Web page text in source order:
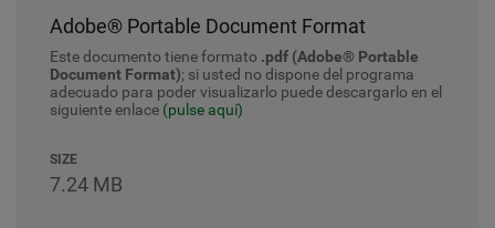
Adobe® Portable Document Format
Este documento tiene formato .pdf (Adobe® Portable
Document Format); si usted no dispone del programa
adecuado para poder visualizarlo puede descargarlo en el
siguiente enlace (pulse aquí)
SIZE
7.24 MB